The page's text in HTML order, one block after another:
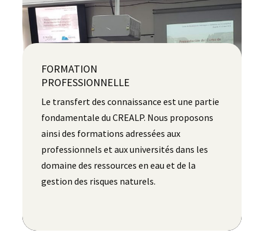
FORMATION
PROFESSIONNELLE
Le transfert des connaissance est une partie
fondamentale du CREALP. Nous proposons
ainsi des formations adressées aux
professionnels et aux universités dans les
domaine des ressources en eau et de la
gestion des risques naturels.